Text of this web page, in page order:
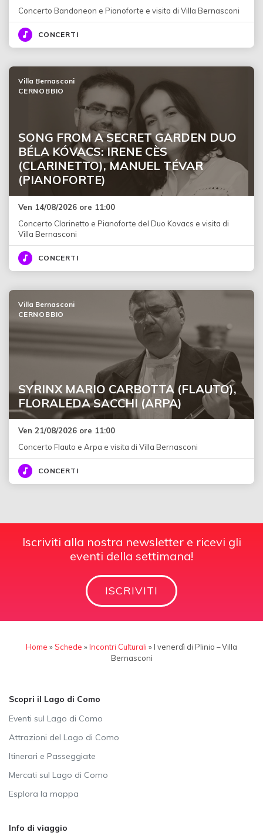
Concerto Bandoneon e Pianoforte e visita di Villa Bernasconi
CONCERTI
SONG FROM A SECRET GARDEN DUO
BÉLA KÓVACS: IRENE CÈS
(CLARINETTO), MANUEL TÉVAR
(PIANOFORTE)
Villa Bernasconi
CERNOBBIO
Ven 14/08/2026 ore 11:00
Concerto Clarinetto e Pianoforte del Duo Kovacs e visita di
Villa Bernasconi
CONCERTI
SYRINX MARIO CARBOTTA (FLAUTO),
FLORALEDA SACCHI (ARPA)
Villa Bernasconi
CERNOBBIO
Ven 21/08/2026 ore 11:00
Concerto Flauto e Arpa e visita di Villa Bernasconi
CONCERTI
Iscriviti alla nostra newsletter e ricevi gli
eventi della settimana!
ISCRIVITI
Home »Schede »Incontri Culturali » I venerdì di Plinio – Villa
Bernasconi
Scopri il Lago di Como
Eventi sul Lago di Como
Attrazioni del Lago di Como
Itinerari e Passeggiate
Mercati sul Lago di Como
Esplora la mappa
Info di viaggio